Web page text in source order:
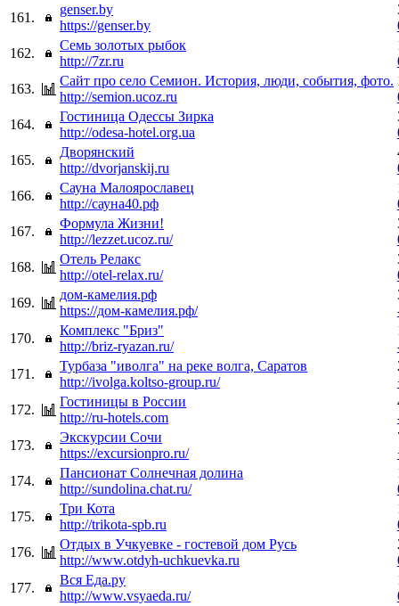
161.
genser.by
https://genser.by
162.
Семь золотых рыбок
http://7zr.ru
163.
Сайт про село Семион. История, люди, события, фото.
http://semion.ucoz.ru
164.
Гостиница Одессы Зирка
http://odesa-hotel.org.ua
165.
Дворянский
http://dvorjanskij.ru
166.
Сауна Малоярославец
http://сауна40.рф
167.
Формула Жизни!
http://lezzet.ucoz.ru/
168.
Отель Релакс
http://otel-relax.ru/
169.
дом-камелия.рф
https://дом-камелия.рф/
170.
Комплекс "Бриз"
http://briz-ryazan.ru/
171.
Турбаза "иволга" на реке волга, Саратов
http://ivolga.koltso-group.ru/
172.
Гостиницы в России
http://ru-hotels.com
173.
Экскурсии Сочи
https://excursionpro.ru/
174.
Пансионат Солнечная долина
http://sundolina.chat.ru/
175.
Три Кота
http://trikota-spb.ru
176.
Отдых в Учкуевке - гостевой дом Русь
http://www.otdyh-uchkuevka.ru
177.
Вся Еда.ру
http://www.vsyaeda.ru/